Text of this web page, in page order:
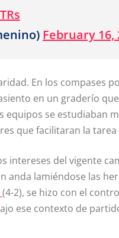
February 16,
En los compases
en un graderío
se estudiaban
que facilitaran la tarea
intereses del vigente
anda lamiéndose las
(4-2), se hizo con el
ese contexto de